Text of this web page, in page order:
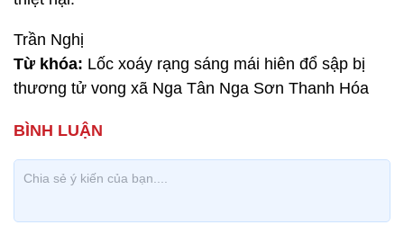
Trần Nghị
Từ khóa: Lốc xoáy rạng sáng mái hiên đổ sập bị
thương tử vong xã Nga Tân Nga Sơn Thanh Hóa